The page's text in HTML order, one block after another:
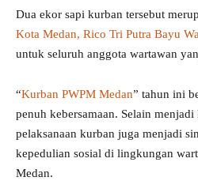
Dua ekor sapi kurban tersebut
Kota Medan, Rico Tri Putra Bayu
untuk seluruh anggota wartawan
“Kurban PWPM Medan” tahun ini
penuh kebersamaan. Selain
pelaksanaan kurban juga menjadi
kepedulian sosial di lingkungan
Medan.